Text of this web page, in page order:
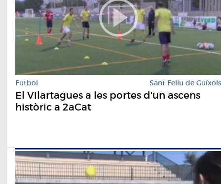
Futbol Sant Feliu de Guíxols
El Vilartagues a les portes d'un ascens
històric a 2aCat